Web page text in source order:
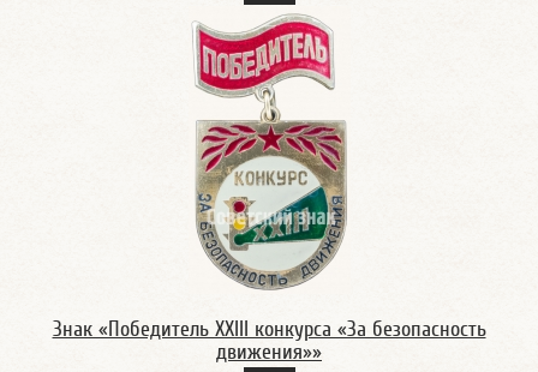
Знак «Победитель XXIII конкурса «За безопасность
движения»»